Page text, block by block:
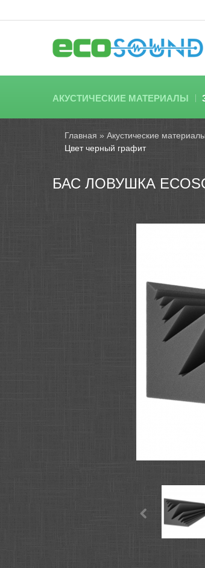
АКУСТИЧЕСКИЕ МАТЕРИАЛЫ
Главная » Акустические материалы
Цвет черный графит
БАС ЛОВУШКА